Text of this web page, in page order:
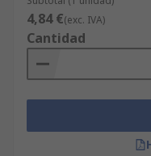
4,84 €(exc. IVA)
Cantidad